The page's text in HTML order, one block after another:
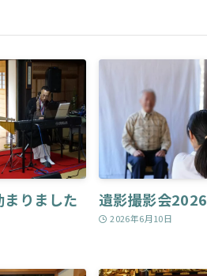
りました
遺影撮影会2026
2026年6月10日